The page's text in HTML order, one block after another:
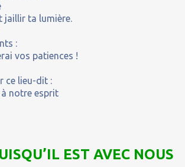
jaillir ta lumière.
:
vos patiences !
ce lieu-dit :
notre esprit
EST AVEC NOUS